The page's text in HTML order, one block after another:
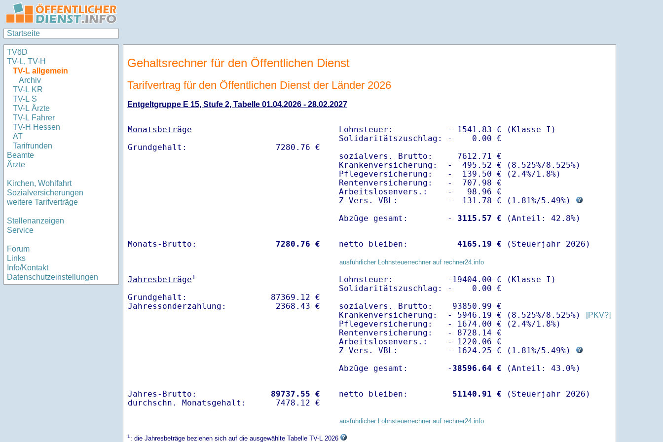
Startseite
TVöD
TV-L, TV-H
TV-L allgemein
Archiv
TV-L KR
TV-L S
TV-L Ärzte
TV-L Fahrer
TV-H Hessen
AT
Tarifrunden
Beamte
Ärzte
Kirchen, Wohlfahrt
Sozialversicherungen
weitere Tarifverträge
Stellenanzeigen
Service
Forum
Links
Info/Kontakt
Datenschutzeinstellungen
Gehaltsrechner für den Öffentlichen Dienst
Tarifvertrag für den Öffentlichen Dienst der Länder 2026
Entgeltgruppe E 15, Stufe 2, Tabelle 01.04.2026 - 28.02.2027
Monatsbeträge
Lohnsteuer:           - 1541.83 € (Klasse I)
Solidaritätszuschlag: -    0.00 €
sozialvers. Brutto:     7612.71 €
Krankenversicherung:  -  495.52 € (8.525%/8.525%)
Pflegeversicherung:   -  139.50 € (2.4%/1.8%)
Rentenversicherung:   -  707.98 €
Arbeitslosenvers.:    -   98.96 €
Z-Vers. VBL:          -  131.78 € ( 1.81%/5.49%)
Abzüge gesamt:        -
3115.57 €
Monats-Brutto: 7280.76 € netto bleiben: 4165.19 € (Steuerjahr 2026)
ausführlicher Lohnsteuerrechner auf rechner24.info
Jahresbeträge1
Grundgehalt:                 87369.12 €
Lohnsteuer:           -19404.00 € (Klasse I)
Solidaritätszuschlag: -    0.00 €
sozialvers. Brutto:    93850.99 €
Krankenversicherung:  - 5946.19 € (8.525%/8.525%)
[PKV?]
Pflegeversicherung:   - 1674.00 € (2.4%/1.8%)
Rentenversicherung:   - 8728.14 €
Arbeitslosenvers.:    - 1220.06 €
Z-Vers. VBL:          - 1624.25 € ( 1.81%/5.49%)
Abzüge gesamt:        - 38596.64 €
Jahres-Brutto: 89737.55 €
netto bleiben: 51140.91 € (Steuerjahr 2026)
ausführlicher Lohnsteuerrechner auf rechner24.info
1: die Jahresbeträge beziehen sich auf die ausgewählte Tabelle TV-L 2026